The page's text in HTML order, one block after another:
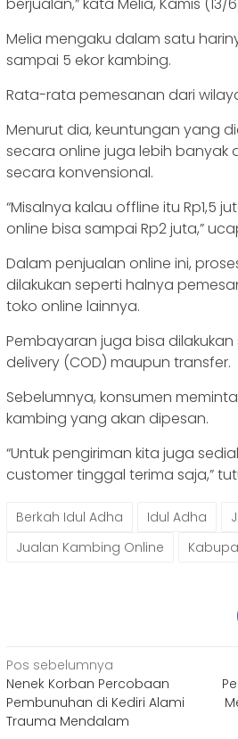
Melia mengaku dalam satu
sampai 5 ekor kambing.
Rata-rata pemesanan dari
Menurut dia, keuntungan yang
secara online juga lebih banyak
secara konvensional.
“Misalnya kalau offline itu Rp1,5
online bisa sampai Rp2 juta,”
Dalam penjualan online ini,
dilakukan seperti halnya
toko online lainnya.
Pembayaran juga bisa
delivery (COD) maupun transfer.
Sebelumnya, konsumen
kambing yang akan dipesan.
“Untuk pengiriman kita juga
customer tinggal terima saja,”
Berkah Idul Adha Idul Adha
Jualan Kambing Online
Navigasi
pos
Pos sebelumnya
Nenek Korban Percobaan
Pembunuhan di Kediri Alami
Trauma Mendalam